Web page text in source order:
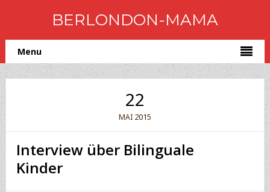
BERLONDON-MAMA
Menu
22
MAI 2015
Interview über Bilinguale
Kinder